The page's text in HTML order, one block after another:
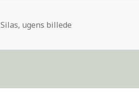
Silas, ugens billede